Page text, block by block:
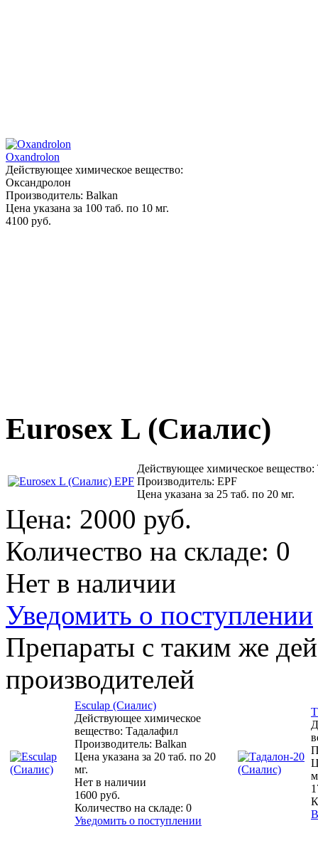
Oxandrolon
Действующее химическое вещество:
Оксандролон
Производитель: Balkan
Цена указана за 100 таб. по 10 мг.
4100 руб.
Eurosex L (Сиалис)
Действующее химическое вещество:
Производитель: EPF
Цена указана за 25 таб. по 20 мг.
Цена: 2000 руб.
Количество на складе: 0
Нет в наличии
Уведомить о поступлении
Препараты с таким же
производителей
Esculap (Сиалис)
Действующее химическое
вещество: Тадалафил
Производитель: Balkan
Цена указана за 20 таб. по 20
мг.
Нет в наличии
1600 руб.
Количество на складе: 0
Уведомить о поступлении